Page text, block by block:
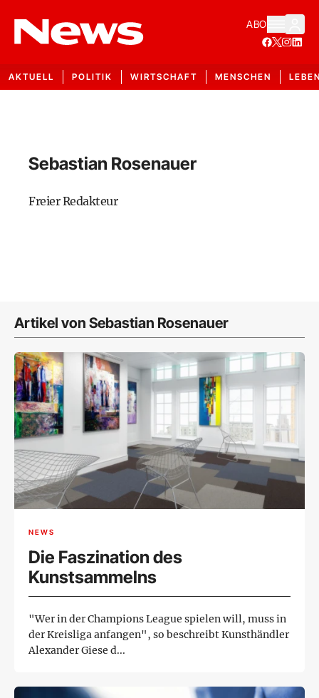
ABO
AKTUELL POLITIK WIRTSCHAFT MENSCHEN
Sebastian Rosenauer
Freier Redakteur
Artikel von Sebastian Rosenauer
NEWS
Die Faszination des
Kunstsammelns
"Wer in der Champions League spielen will, muss in
der Kreisliga anfangen", so beschreibt Kunsthändler
Alexander Giese d...